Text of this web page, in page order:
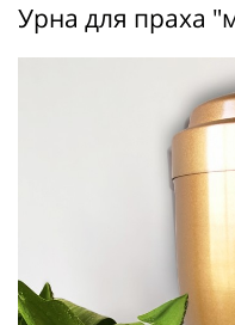
Урна для праха